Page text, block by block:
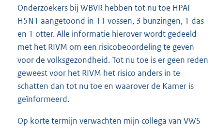
Onderzoekers bij WBVR hebben tot nu toe HPAI
H5N1 aangetoond in 11 vossen, 3 bunzingen, 1 das
en 1 otter. Alle informatie hierover wordt gedeeld
met het RIVM om een risicobeoordeling te geven
voor de volksgezondheid. Tot nu toe is er geen reden
geweest voor het RIVM het risico anders in te
schatten dan tot nu toe en waarover de Kamer is
geïnformeerd.
Op korte termijn verwachten mijn collega van VWS